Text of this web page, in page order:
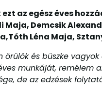
ezt az egész éves
Maja, Demcsik
Léna Maja,
örülök és büszke
munkáját, remélem
de az edzések